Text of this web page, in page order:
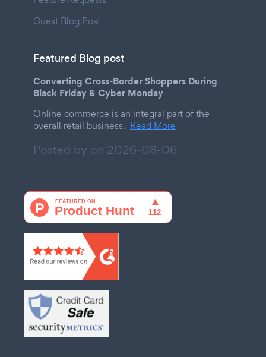
Guest Blog Post
Featured Blog post
Converting Cross-Border Shoppers During
Black Friday & Cyber Monday
Online commerce is an integral part of the
overall retail business. Read More
Posted by on 2026-08-06